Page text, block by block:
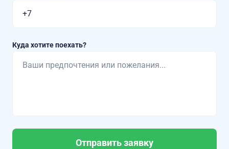
Куда хотите поехать?
Отправить заявку